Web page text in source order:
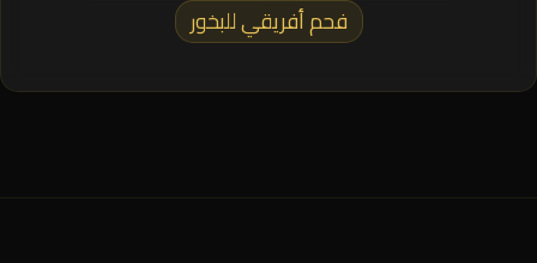
فحم أفريقي للبخور